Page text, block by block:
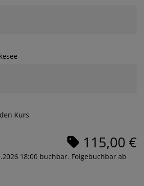
Kurs
115,00 €
18:00 buchbar. Folgebuchbar ab